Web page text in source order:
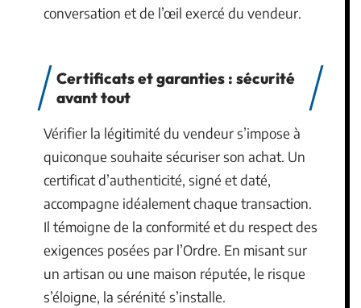
conversation et de l’œil exercé du vendeur.
Certificats et garanties : sécurité
avant tout
Vérifier la légitimité du vendeur s’impose à
quiconque souhaite sécuriser son achat. Un
certificat d’authenticité, signé et daté,
accompagne idéalement chaque transaction.
Il témoigne de la conformité et du respect des
exigences posées par l’Ordre. En misant sur
un artisan ou une maison réputée, le risque
s’éloigne, la sérénité s’installe.